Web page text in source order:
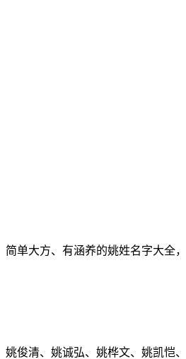
单大方、有涵养的姚姓名字大全
俊清、姚诚弘、姚桦文、姚凯恺